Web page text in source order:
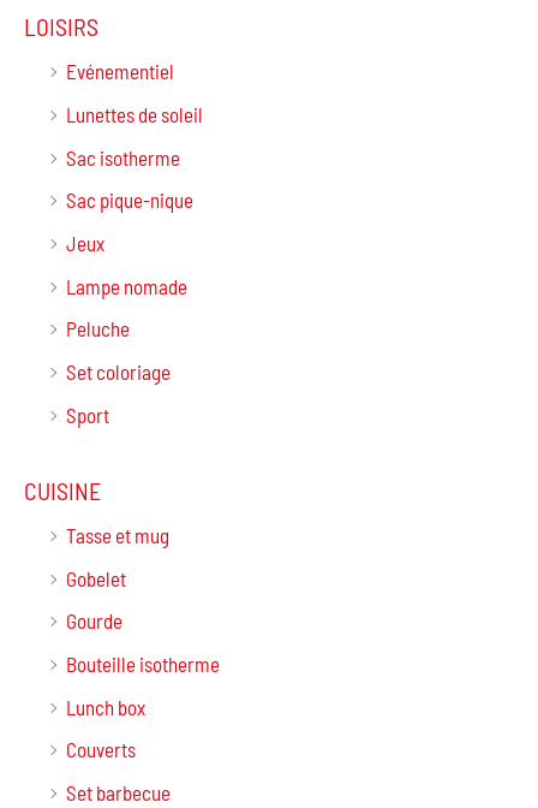
LOISIRS
Evénementiel
Lunettes de soleil
Sac isotherme
Sac pique-nique
Jeux
Lampe nomade
Peluche
Set coloriage
Sport
CUISINE
Tasse et mug
Gobelet
Gourde
Bouteille isotherme
Lunch box
Couverts
Set barbecue